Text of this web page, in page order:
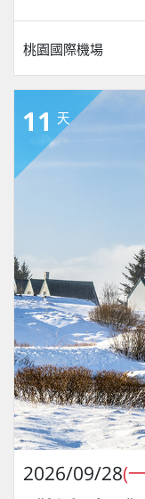
桃園國際機場
11 天
2026/09/28(